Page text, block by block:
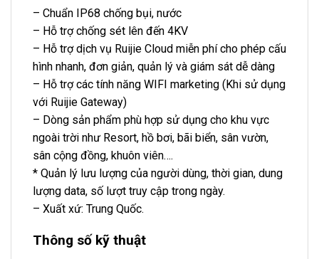
– Chuẩn IP68 chống bụi, nước
– Hỗ trợ chống sét lên đến 4KV
– Hỗ trợ dịch vụ Ruijie Cloud miễn phí cho phép cấu
hình nhanh, đơn giản, quản lý và giám sát dễ dàng
– Hỗ trợ các tính năng WIFI marketing (Khi sử dụng
với Ruijie Gateway)
– Dòng sản phẩm phù hợp sử dụng cho khu vực
ngoài trời như Resort, hồ bơi, bãi biển, sân vườn,
sân cộng đồng, khuôn viên….
* Quản lý lưu lượng của người dùng, thời gian, dung
lượng data, số lượt truy cập trong ngày.
– Xuất xứ: Trung Quốc.
Thông số kỹ thuật